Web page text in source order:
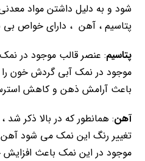
شود و به دلیل داشتن مواد
پتاسیم ، آهن ، دارای خواص
پتاسیم: عنصر قالب موجود در
موجود در نمک آبی گردش خون
باعث آرامش ذهن و کاهش
آهن: همانطور که در بالا ذکر
تغییر رنگ این نمک می شود
موجود در این نمک باعث